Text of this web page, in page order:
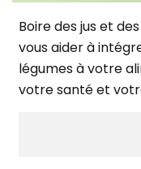
Boire des jus et
vous aider à
légumes à votre
votre santé et